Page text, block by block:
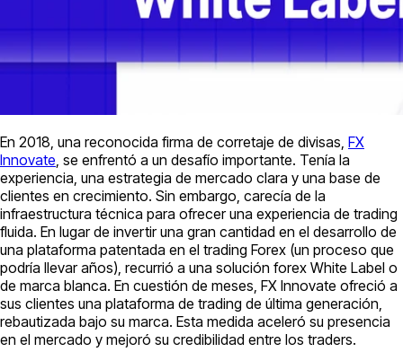
En 2018, una reconocida firma de corretaje de divisas, FX
Innovate , se enfrentó a un desafío importante. Tenía la
experiencia, una estrategia de mercado clara y una base de
clientes en crecimiento. Sin embargo, carecía de la
infraestructura técnica para ofrecer una experiencia de trading
fluida. En lugar de invertir una gran cantidad en el desarrollo de
una plataforma patentada en el trading Forex (un proceso que
podría llevar años), recurrió a una solución forex White Label o
de marca blanca. En cuestión de meses, FX Innovate ofreció a
sus clientes una plataforma de trading de última generación,
rebautizada bajo su marca. Esta medida aceleró su presencia
en el mercado y mejoró su credibilidad entre los traders.